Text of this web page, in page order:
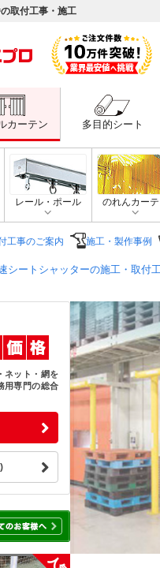
取付工事・施工
カーテン 多目的シート
レール・ポール のれんカーテ
工事のご案内 施工・製作事例
シートシャッターの施工・取付
ネット・網を
用専門の総合